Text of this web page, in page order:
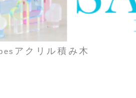
アクリル積み木